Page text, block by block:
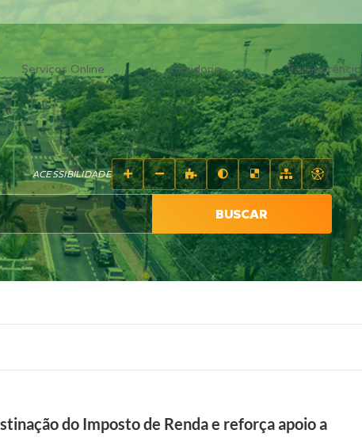
Serviços Online Ouvidoria Transparência
BUSCAR
ACESSIBILIDADE
do Imposto de Renda e reforça apoio a